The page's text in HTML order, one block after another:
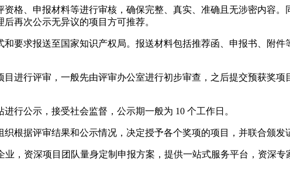
、申报材料等进行审核，确保完整、真实、准确且无涉密内容。
再次公示无异议的项目方可推荐。
求报送至国家知识产权局。报送材料包括推荐函、申报书、附件
行评审，一般先由评审办公室进行初步审查，之后提交预获奖项
公示，接受社会监督，公示期一般为 10 个工作日。
据评审结果和公示情况，决定授予各个奖项的项目，并联合颁发
资深项目团队量身定制申报方案，提供一站式服务平台，资深专